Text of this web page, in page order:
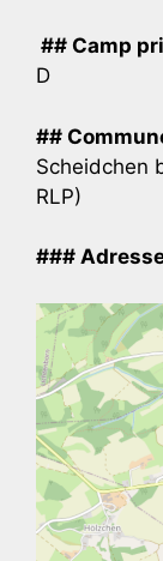
## Camp
D
##
Scheidchen
RLP)
###